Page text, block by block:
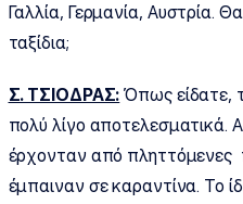
Γαλλία, Γερμανία, Αυστρία.
ταξίδια;
Σ. ΤΣΙΟΔΡΑΣ: Όπως είδατε,
πολύ λίγο
έρχονταν από πληττόμενες
έμπαιναν σε καραντίνα. Το